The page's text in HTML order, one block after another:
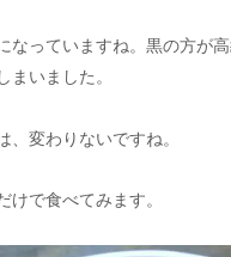
なっていますね。黒の方が
まいました。
、変わりないですね。
けで食べてみます。